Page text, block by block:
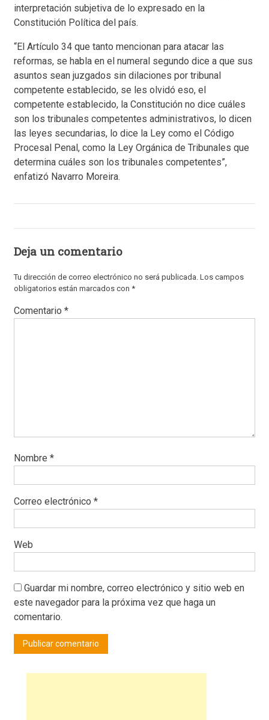
interpretación subjetiva de lo expresado en la
Constitución Política del país.
“El Artículo 34 que tanto mencionan para atacar las
reformas, se habla en el numeral segundo dice a que sus
asuntos sean juzgados sin dilaciones por tribunal
competente establecido, se les olvidó eso, el
competente establecido, la Constitución no dice cuáles
son los tribunales competentes administrativos, lo dicen
las leyes secundarias, lo dice la Ley como el Código
Procesal Penal, como la Ley Orgánica de Tribunales que
determina cuáles son los tribunales competentes”,
enfatizó Navarro Moreira.
Deja un comentario
Tu dirección de correo electrónico no será publicada. Los campos
obligatorios están marcados con *
Comentario *
Nombre *
Correo electrónico *
Web
Guardar mi nombre, correo electrónico y sitio web en
este navegador para la próxima vez que haga un
comentario.